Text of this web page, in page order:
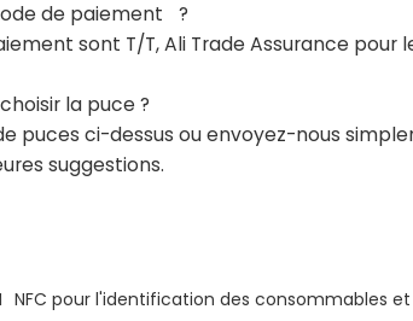
de paiement
?
sont T/T, Ali Trade Assurance pour
la puce ?
puces ci-dessus ou envoyez-nous
suggestions.
NFC pour l'identification des consommables